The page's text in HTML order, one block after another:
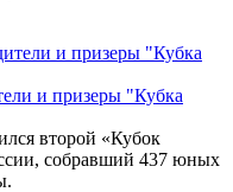
и призеры "Кубка
второй «Кубок
собравший 437 юных